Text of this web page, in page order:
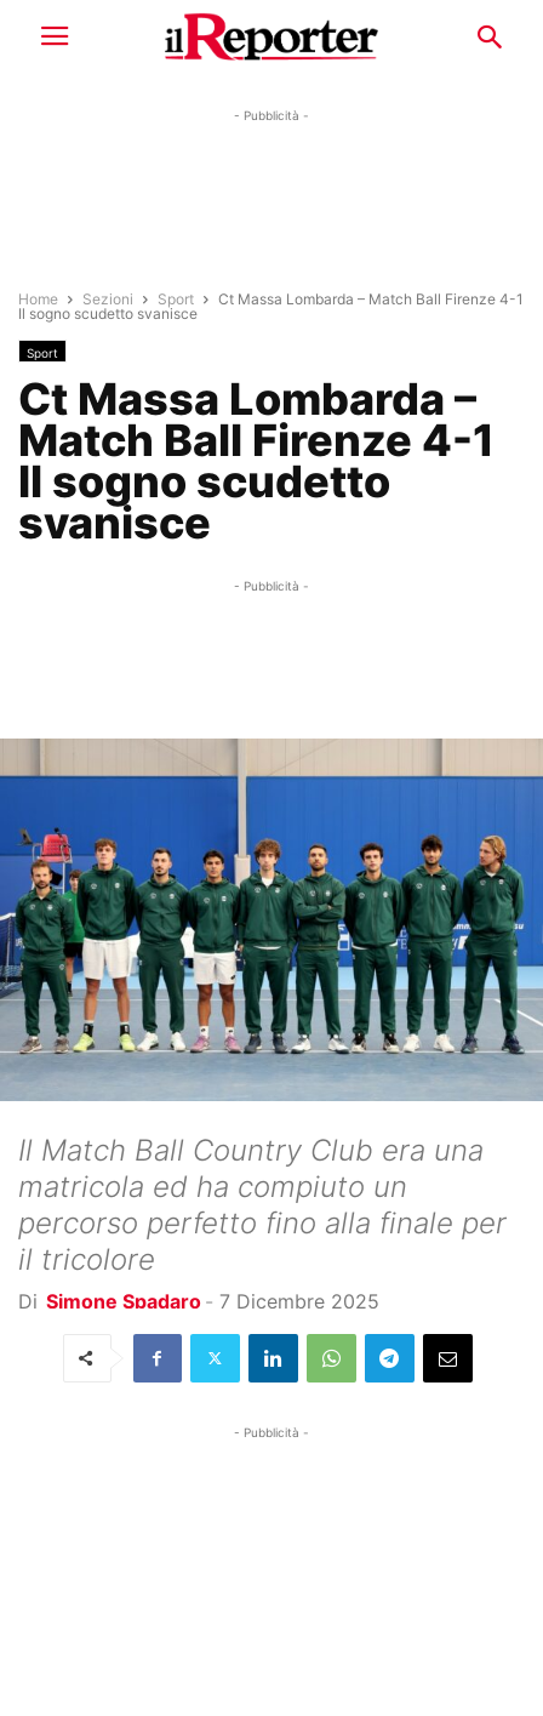
- Pubblicità -
Home Sezioni Sport
Ct Massa Lombarda – Match Ball Firenze 4-1
Il sogno scudetto svanisce
Sport
Ct Massa Lombarda –
Match Ball Firenze 4-1
Il sogno scudetto
svanisce
- Pubblicità -
Il Match Ball Country Club era una
matricola ed ha compiuto un
percorso perfetto fino alla finale per
il tricolore
Di Simone Spadaro - 7 Dicembre 2025
- Pubblicità -